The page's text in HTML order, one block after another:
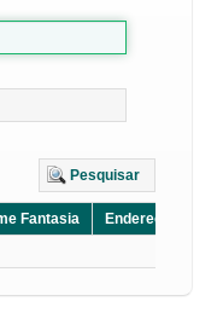
Pesquisar
Fantasia Endereço